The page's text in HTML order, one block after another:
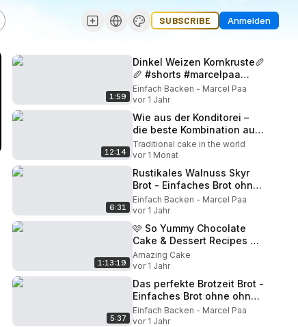
SUBSCRIBE Anmelden
1:59
Dinkel Weizen Kornkruste🥖
🥖 #shorts #marcelpaa
#einfachbacken
Einfach Backen - Marcel Paa
vor 1 Jahr
12:14
Wie aus der Konditorei –
die beste Kombination aus
Mini-Cheesecakes und
Karamell
Traditional cake in the world
vor 1 Monat
6:31
Rustikales Walnuss Skyr
Brot - Einfaches Brot ohne
kneten und
Küchenmaschine - No
knead Methode
Einfach Backen - Marcel Paa
vor 1 Jahr
1:13:19
🩷 So Yummy Chocolate
Cake & Dessert Recipes 🍫
Tolle Tutorials Zum
Kuchendekorieren | So
Lecker
Amazing Cake
vor 1 Jahr
5:37
Das perfekte Brotzeit Brot -
Einfaches Brot ohne ohne
kneten und Knetmaschine
- no knead Methode
Einfach Backen - Marcel Paa
vor 1 Jahr